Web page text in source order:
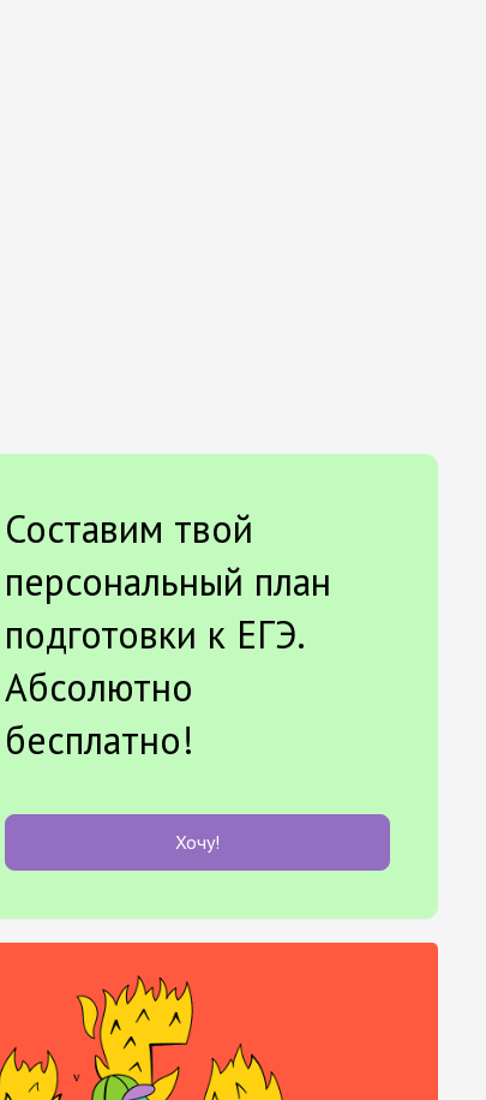
Составим твой
персональный план
подготовки к ЕГЭ.
Абсолютно
бесплатно!
Хочу!